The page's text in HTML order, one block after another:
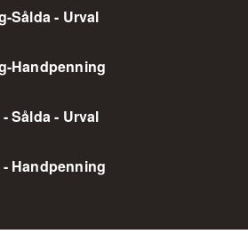
Sålda - Urval
Handpenning
Sålda - Urval
- Handpenning